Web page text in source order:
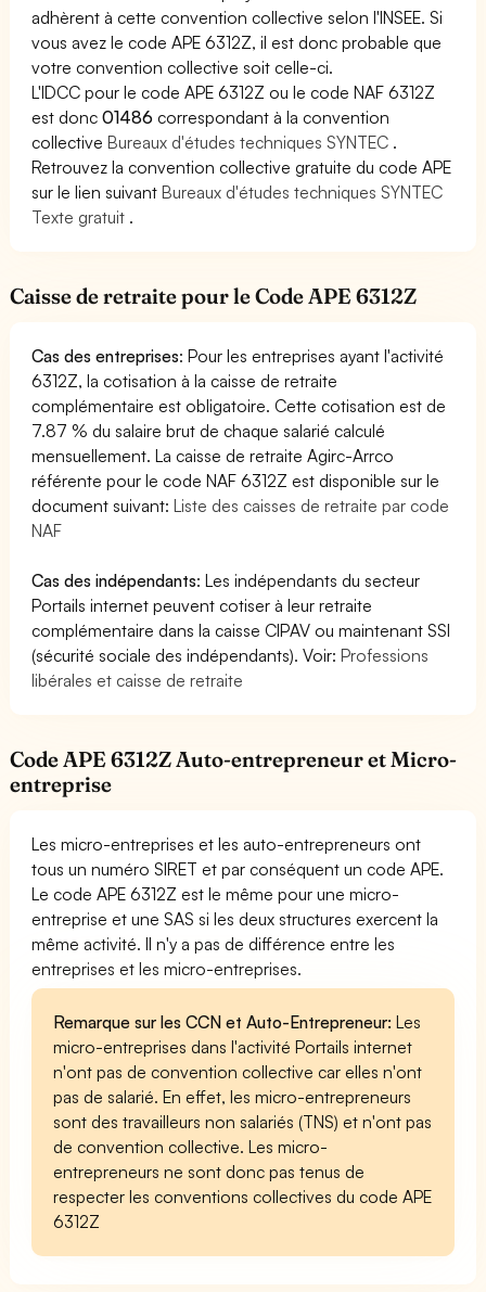
adhèrent à cette convention collective selon l'INSEE. Si
vous avez le code APE 6312Z, il est donc probable que
votre convention collective soit celle-ci.
L'IDCC pour le code APE 6312Z ou le code NAF 6312Z
est donc01486 correspondant à la convention
collectiveBureaux d'études techniques SYNTEC .
Retrouvez la convention collective gratuite du code APE
sur le lien suivantBureaux d'études techniques SYNTEC
Texte gratuit .
Caisse de retraite pour le Code APE 6312Z
Cas des entreprises: Pour les entreprises ayant l'activité
6312Z, la cotisation à la caisse de retraite
complémentaire est obligatoire. Cette cotisation est de
7.87 % du salaire brut de chaque salarié calculé
mensuellement. La caisse de retraite Agirc-Arrco
référente pour le code NAF 6312Z est disponible sur le
document suivant:Liste des caisses de retraite par code
NAF
Cas des indépendants: Les indépendants du secteur
Portails internet peuvent cotiser à leur retraite
complémentaire dans la caisse CIPAV ou maintenant SSI
(sécurité sociale des indépendants). Voir:Professions
libérales et caisse de retraite
Code APE 6312Z Auto-entrepreneur et Micro-
entreprise
Les micro-entreprises et les auto-entrepreneurs ont
tous un numéro SIRET et par conséquent un code APE.
Le code APE 6312Z est le même pour une micro-
entreprise et une SAS si les deux structures exercent la
même activité. Il n'y a pas de différence entre les
entreprises et les micro-entreprises.
Remarque sur les CCN et Auto-Entrepreneur: Les
micro-entreprises dans l'activité Portails internet
n'ont pas de convention collective car elles n'ont
pas de salarié. En effet, les micro-entrepreneurs
sont des travailleurs non salariés (TNS) et n'ont pas
de convention collective. Les micro-
entrepreneurs ne sont donc pas tenus de
respecter les conventions collectives du code APE
6312Z